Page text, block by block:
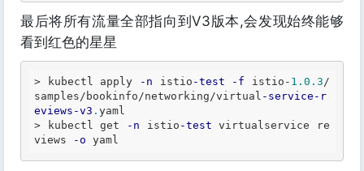
最后将所有流量全部指向到V3版本,会发现始终能够
看到红色的星星
> kubectl apply -n istio -test -f istio - 1.0 .3/
samples/bookinfo/networking/virtual -service -r
eviews -v3 .
> kubectl get -n istio -test virtualservice re
views
-o